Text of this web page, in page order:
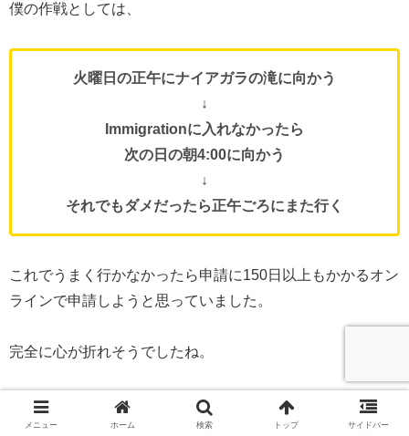
僕の作戦としては、
火曜日の正午にナイアガラの滝に向かう
↓
Immigrationに入れなかったら
次の日の朝4:00に向かう
↓
それでもダメだったら正午ごろにまた行く
これでうまく行かなかったら申請に150日以上もかかるオン
ラインで申請しようと思っていました。
完全に心が折れそうでしたね。
これがナイアガラに行くのは最後や！
メニュー ホーム 検索 トップ サイドバー